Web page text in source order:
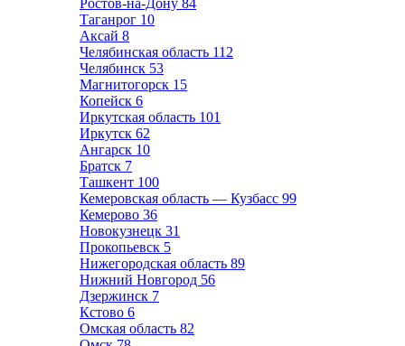
Ростов-на-Дону 84
Таганрог 10
Аксай 8
Челябинская область 112
Челябинск 53
Магнитогорск 15
Копейск 6
Иркутская область 101
Иркутск 62
Ангарск 10
Братск 7
Ташкент 100
Кемеровская область — Кузбасс 99
Кемерово 36
Новокузнецк 31
Прокопьевск 5
Нижегородская область 89
Нижний Новгород 56
Дзержинск 7
Кстово 6
Омская область 82